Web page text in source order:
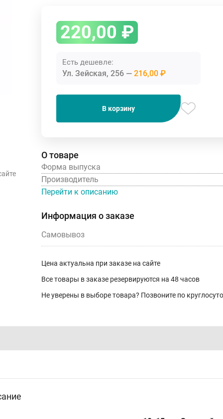
220,00 ₽
Есть дешевле:
Ул. Зейская, 256 216,00 ₽
В корзину
О товаре
Форма выпуска
Производитель
Перейти к описанию
Информация о заказе
Самовывоз
Цена актуальна при заказе на сайте
Все товары в заказе резервируются на 48 часов
Не уверены в выборе товара? Позвоните по